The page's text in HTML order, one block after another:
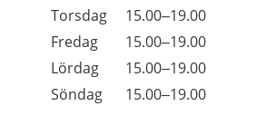
Torsdag
15.00–19.00
Fredag
15.00–19.00
Lördag
15.00–19.00
Söndag
15.00–19.00